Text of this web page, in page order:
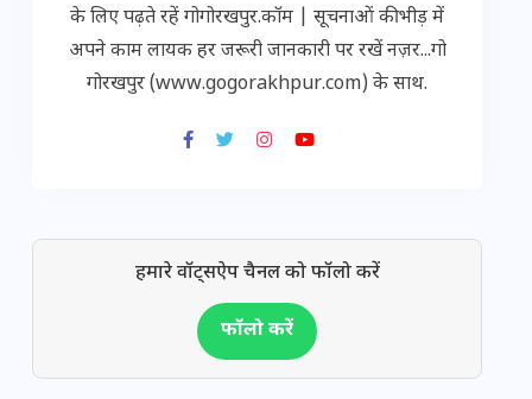
के लिए पढ़ते रहें गोगोरखपुर.कॉम | सूचनाओं की भीड़ में
अपने काम लायक हर जरूरी जानकारी पर रखें नज़र...गो
गोरखपुर (www.gogorakhpur.com) के साथ.
हमारे वॉट्सऐप चैनल को फॉलो करें
फॉलो करें